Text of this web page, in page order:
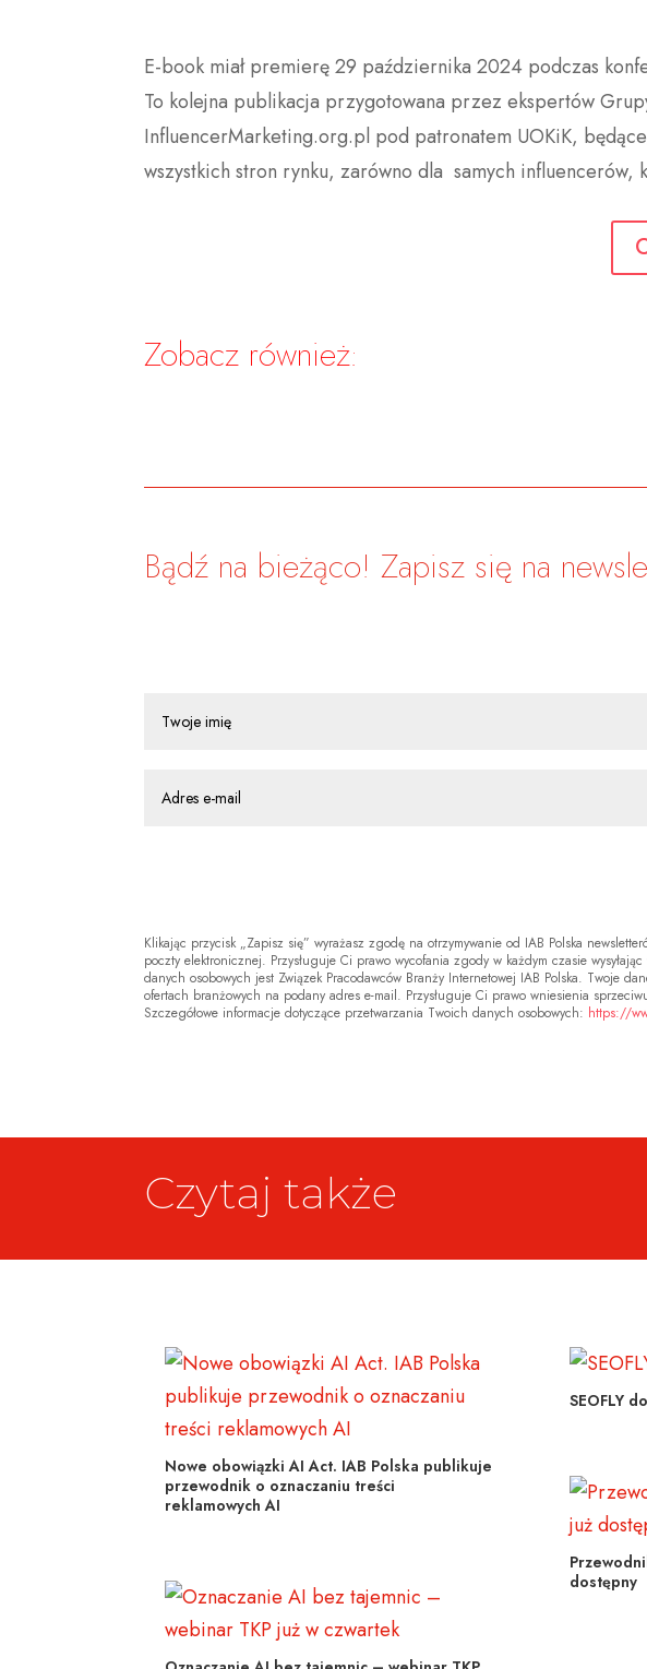
E-book miał premierę 29 października 2024 podczas
To kolejna publikacja przygotowana przez ekspertów
InfluencerMarketing.org.pl pod patronatem UOKiK,
wszystkich stron rynku, zarówno dla samych influencerów,
Zobacz również:
Bądź na bieżąco! Zapisz się na
Klikając przycisk „Zapisz się” wyrażasz zgodę na otrzymywanie od IAB Polska
poczty elektronicznej. Przysługuje Ci prawo wycofania zgody w każdym czasie
danych osobowych jest Związek Pracodawców Branży Internetowej IAB Polska. Twoje
ofertach branżowych na podany adres e-mail. Przysługuje Ci prawo wniesienia
Szczegółowe informacje dotyczące przetwarzania Twoich danych osobowych: https://
Czytaj także
Nowe obowiązki AI Act. IAB Polska publikuje
przewodnik o oznaczaniu treści
reklamowych AI
SEOFLY
dostępny